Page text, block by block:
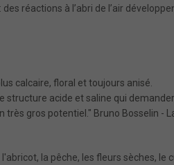
réactions à l’abri de l’air
calcaire, floral et toujours anisé.
structure acide et saline qui
très gros potentiel." Bruno Bosselin -
la pêche, les fleurs sèches, le